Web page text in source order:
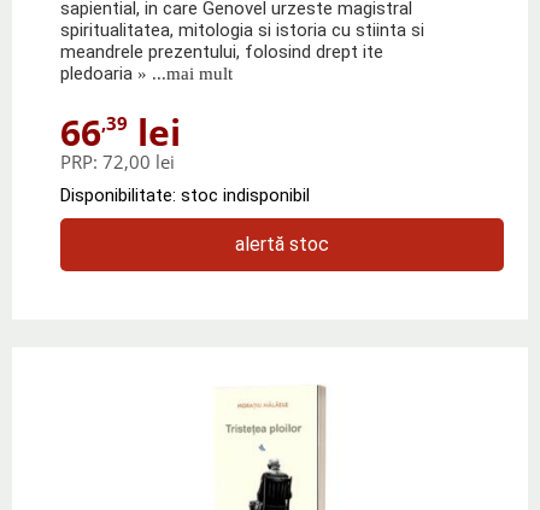
sapiential, in care Genovel urzeste magistral
spiritualitatea, mitologia si istoria cu stiinta si
meandrele prezentului, folosind drept ite
pledoaria » ...mai mult
66,39 lei
PRP: 72,00 lei
Disponibilitate: stoc indisponibil
alertă stoc